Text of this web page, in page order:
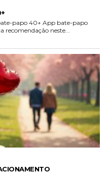
recomendação neste...